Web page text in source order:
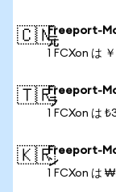
🇨🇳Freeport-
元
1 FCXon は
🇹🇷Freeport-
ラ
1 FCXon は
🇰🇷Freeport-
ン
1 FCXon は